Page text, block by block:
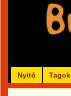
Nyitó Tagok